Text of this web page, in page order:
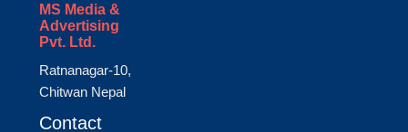
MS Media &
Advertising
Pvt. Ltd.
Ratnanagar-10,
Chitwan Nepal
Contact